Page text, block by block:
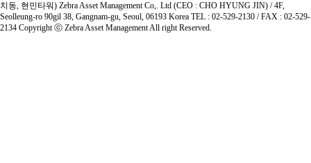
치동, 현민타워) Zebra Asset Management Co,. Ltd (CEO : CHO HYUNG JIN) / 4F,
Seolleung-ro 90gil 38, Gangnam-gu, Seoul, 06193 Korea TEL : 02-529-2130 / FAX : 02-529-
2134 Copyright ⓒ Zebra Asset Management All right Reserved.